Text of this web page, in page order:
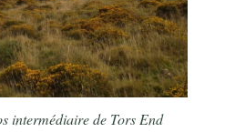
intermédiaire de Tors End